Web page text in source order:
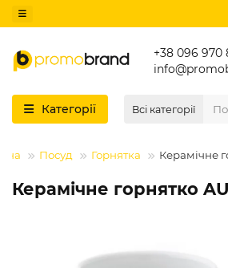
+38 096 970
Категорії Всі категорії
Посуд Горнятка Керамічне
Керамічне горнятко